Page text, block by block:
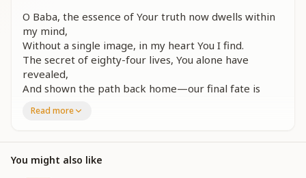
O Baba, the essence of Your truth now dwells within
my mind,
Without a single image, in my heart You I find.
The secret of eighty-four lives, You alone have
revealed,
And shown the path back home—our final fate is
संगम की घड़ीयों में बाबा, दिल में तुझे बसाना है
अब वापिस घर को जाना है, फिर सतयुग में आना है
तेरे क़दमों पर चलके बाबा, स्वर्ग नया बनाना है
Read more
You might also like